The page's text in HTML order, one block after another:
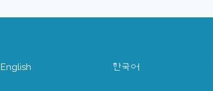
English 한국어